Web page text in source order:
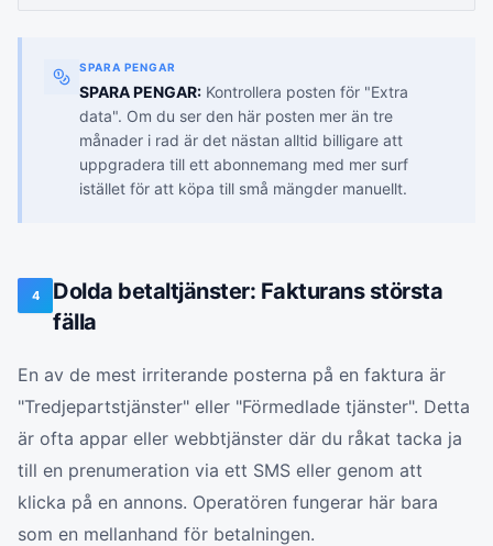
SPARA PENGAR
SPARA PENGAR: Kontrollera posten för "Extra
data". Om du ser den här posten mer än tre
månader i rad är det nästan alltid billigare att
uppgradera till ett abonnemang med mer surf
istället för att köpa till små mängder manuellt.
4
Dolda betaltjänster: Fakturans största
fälla
En av de mest irriterande posterna på en faktura är
"Tredjepartstjänster" eller "Förmedlade tjänster". Detta
är ofta appar eller webbtjänster där du råkat tacka ja
till en prenumeration via ett SMS eller genom att
klicka på en annons. Operatören fungerar här bara
som en mellanhand för betalningen.